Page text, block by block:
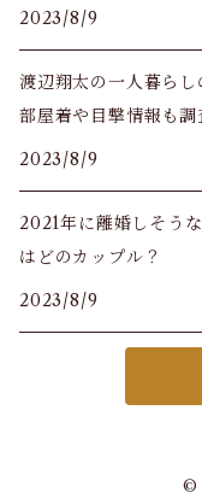
2023/8/9
渡辺翔太の一人暮ら
部屋着や目撃情報も調
2023/8/9
2021年に離婚しそう
はどのカップル？
2023/8/9
©